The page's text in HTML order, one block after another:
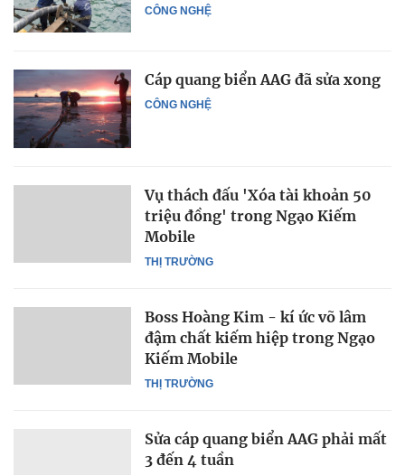
CÔNG NGHỆ
CÔNG NGHỆ
Cáp quang biển AAG đã sửa xong
THỊ TRƯỜNG
Vụ thách đấu 'Xóa tài khoản 50
triệu đồng' trong Ngạo Kiếm
Mobile
THỊ TRƯỜNG
Boss Hoàng Kim - kí ức võ lâm
đậm chất kiếm hiệp trong Ngạo
Kiếm Mobile
Sửa cáp quang biển AAG phải mất
3 đến 4 tuần